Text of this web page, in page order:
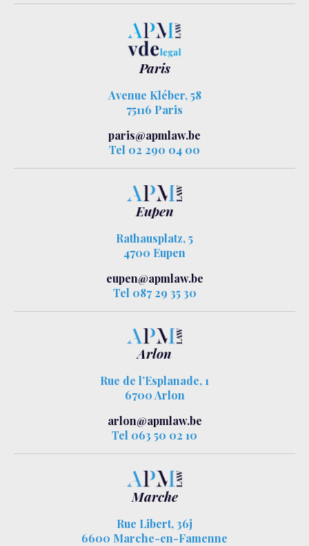
Paris
Avenue Kléber, 58
75116 Paris
paris@apmlaw.be
Tel 02 290 04 00
Eupen
Rathausplatz, 5
4700 Eupen
eupen@apmlaw.be
Tel 087 29 35 30
Arlon
Rue de l’Esplanade, 1
6700 Arlon
arlon@apmlaw.be
Tel 063 50 02 10
Marche
Rue Libert, 36j
6600 Marche-en-Famenne